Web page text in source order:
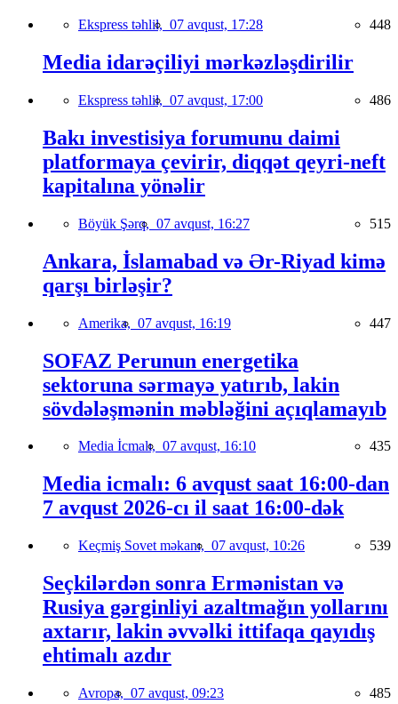
Ekspress təhlil, 07 avqust, 17:28 448
Media idarəçiliyi mərkəzləşdirilir
Ekspress təhlil, 07 avqust, 17:00 486
Bakı investisiya forumunu daimi
platformaya çevirir, diqqət qeyri-neft
kapitalına yönəlir
Böyük Şərq, 07 avqust, 16:27 515
Ankara, İslamabad və Ər-Riyad kimə
qarşı birləşir?
Amerika, 07 avqust, 16:19 447
SOFAZ Perunun energetika
sektoruna sərmayə yatırıb, lakin
sövdələşmənin məbləğini açıqlamayıb
Media İcmalı, 07 avqust, 16:10 435
Media icmalı: 6 avqust saat 16:00-dan
7 avqust 2026-cı il saat 16:00-dək
Keçmiş Sovet məkanı, 07 avqust, 10:26 539
Seçkilərdən sonra Ermənistan və
Rusiya gərginliyi azaltmağın yollarını
axtarır, lakin əvvəlki ittifaqa qayıdış
ehtimalı azdır
Avropa, 07 avqust, 09:23 485